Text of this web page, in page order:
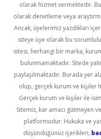
olarak hizmet vermektedir.
olarak denetleme veya
Ancak, üyelerimiz yazdıkları
siteye üye olarak bu
sitesi, herhangi bir marka,
bulunmamaktadır. Sitede
paylaşılmaktadır. Burada yer
olup, gerçek kurum ve kişiler
Gerçek kurum ve kişiler ile
Sitemiz, kar amacı gütmeyen
platformudur. Hukuka ve
düşündüğünüz içerikleri,